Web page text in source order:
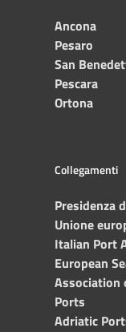
Ancona
Pesaro
San
Pescara
Ortona
Collegamenti
Presidenza
Unione
Italian Port
European
Association
Ports
Adriatic